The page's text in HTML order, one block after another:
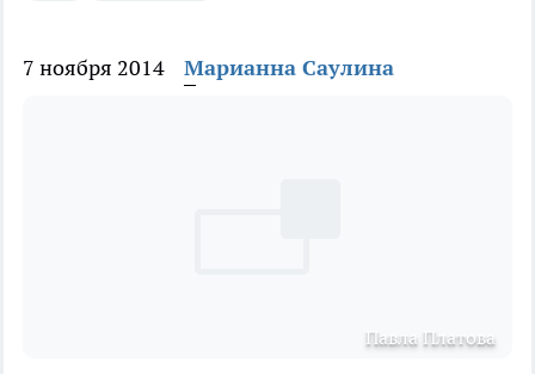
7 ноября 2014 Марианна Саулина
Павла Платова